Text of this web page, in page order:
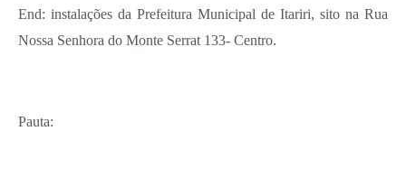
End: instalações da Prefeitura Municipal de Itariri, sito na Rua
Nossa Senhora do Monte Serrat 133- Centro.
Pauta: